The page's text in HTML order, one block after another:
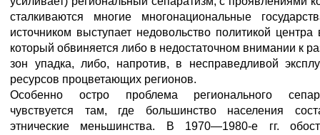
сталкиваются многие многонациональные
источником выступает недовольство политикой центра
который обвиняется либо в недостаточном внимании к
зон упадка, либо, напротив, в несправедливой
ресурсов процветающих регионов.
Особенно остро проблема регионального
чувствуется там, где большинство населения
этнические меньшинства. В 1970—1980-е гг.